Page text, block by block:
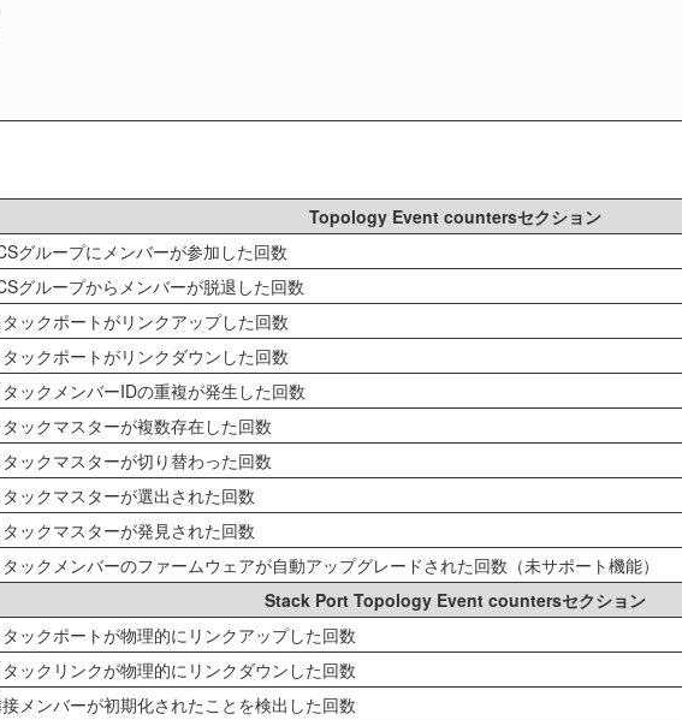
Topology Event countersセクション
グループにメンバーが参加した回数
グループからメンバーが脱退した回数
ックポートがリンクアップした回数
ックポートがリンクダウンした回数
ックメンバーIDの重複が発生した回数
ックマスターが複数存在した回数
ックマスターが切り替わった回数
ックマスターが選出された回数
ックマスターが発見された回数
ックメンバーのファームウェアが自動アップグレードされた回数（未サポート機能）
Stack Port Topology Event countersセクション
ックポートが物理的にリンクアップした回数
ックリンクが物理的にリンクダウンした回数
メンバーが初期化されたことを検出した回数